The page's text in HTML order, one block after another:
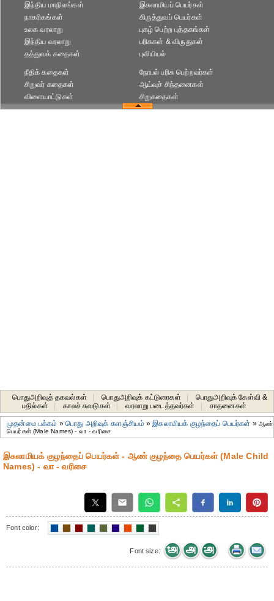
இந்திய மாநிலங்கள்
நாகரிகங்கள்
இசுலாமியப் பெயர்கள்
கிருத்துவப் பெயர்கள்
உலக வரலாறு
இந்திய வரலாறு
தத்துவக் கதைகள்
புகழ் பெற்ற புத்தகங்கள்
பரிசுகள் & விருதுகள்
புவியியல்
நீதிக் கதைகள்
சிறுவர் கதைகள்
விளையாட்டுகள்
நோபல் பரிசு‎ பெற்றவர்‎கள்
ஆய்வுச் சிந்தனைகள்
சிறுகதைகள்
பொதுஅறிவுத் தகவல்கள் பொதுஅறிவுக் கட்டுரைகள்
பொதுஅறிவுக் கேள்வி &
பதில்கள்
காலச் சுவடுகள் வரலாறு படைத்தவர்கள் சாதனைகள்‎
முதன்மை பக்கம் »பொது அறிவுக் களஞ்சியம் »இசுலாமியக் குழந்தைப் பெயர்கள் »ஆண்
பெயர்கள் (Male Names) - வா - வரிசை
இசுலாமியக் குழந்தைப் பெயர்கள் - ஆண் குழந்தை பெயர்கள் (Male Child
Names) - வா - வரிசை
Font color:
Font size: